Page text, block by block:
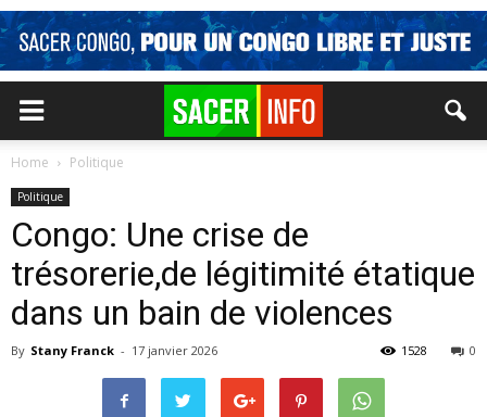
Home Politique
Politique
Congo: Une crise de
trésorerie,de légitimité étatique
dans un bain de violences
By Stany Franck - 17 janvier 2026 0
1528